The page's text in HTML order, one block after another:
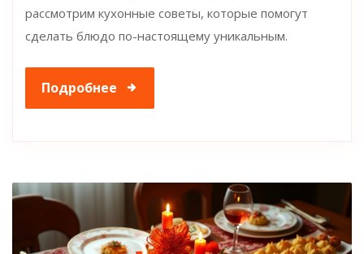
рассмотрим кухонные советы, которые помогут
сделать блюдо по-настоящему уникальным.
Подробнее